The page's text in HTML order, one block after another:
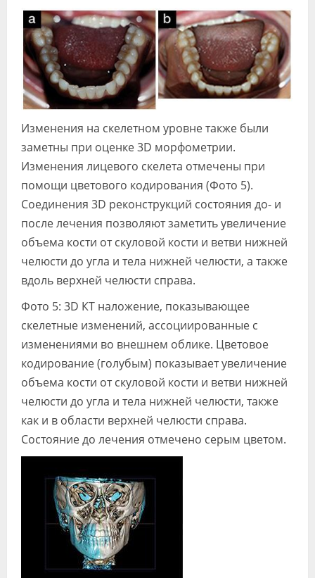
Изменения на скелетном уровне также были
заметны при оценке 3D морфометрии.
Изменения лицевого скелета отмечены при
помощи цветового кодирования (Фото 5).
Соединения 3D реконструкций состояния до- и
после лечения позволяют заметить увеличение
объема кости от скуловой кости и ветви нижней
челюсти до угла и тела нижней челюсти, а также
вдоль верхней челюсти справа.
Фото 5: 3D КТ наложение, показывающее
скелетные изменений, ассоциированные с
изменениями во внешнем облике. Цветовое
кодирование (голубым) показывает увеличение
объема кости от скуловой кости и ветви нижней
челюсти до угла и тела нижней челюсти, также
как и в области верхней челюсти справа.
Состояние до лечения отмечено серым цветом.